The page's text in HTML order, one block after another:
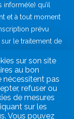
sur son site
au bon
pas
refuser ou
de mesures
sur les
Vous pouvez
qu’il
et à tout moment
prévu
le traitement de